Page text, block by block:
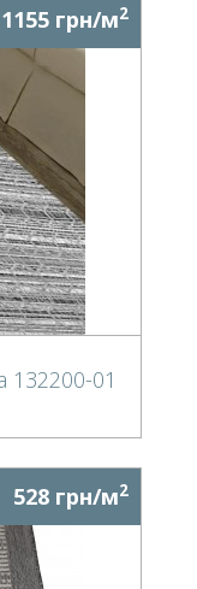
1155 грн/м2
01
528 грн/м2